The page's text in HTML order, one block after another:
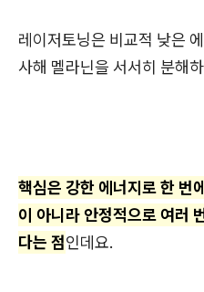
레이저토닝은 비교적 낮은
사해 멜라닌을 서서히 분해
핵심은 강한 에너지로 한 번
이 아니라 안정적으로 여러
다는 점인데요.